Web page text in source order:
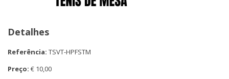
Detalhes
Referência: TSVT-HPFSTM
Preço: € 10,00